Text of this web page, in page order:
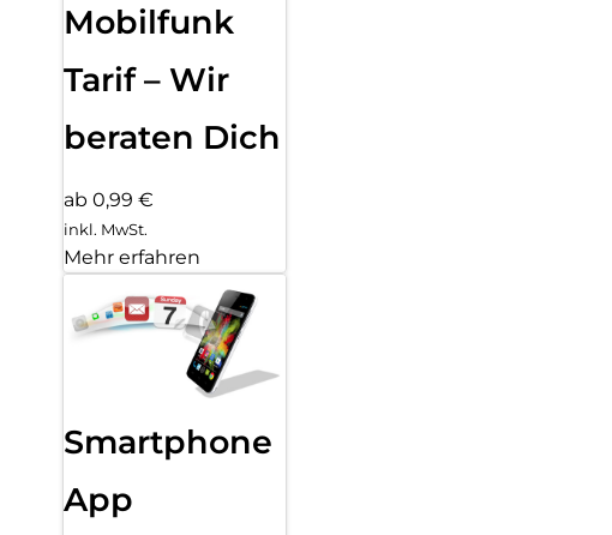
Mobilfunk
Tarif – Wir
beraten Dich
ab 0,99 €
inkl. MwSt.
Mehr erfahren
Smartphone
App